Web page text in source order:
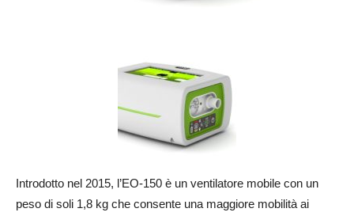
Introdotto nel 2015, l’EO-150 è un ventilatore mobile con un
peso di soli 1,8 kg che consente una maggiore mobilità ai